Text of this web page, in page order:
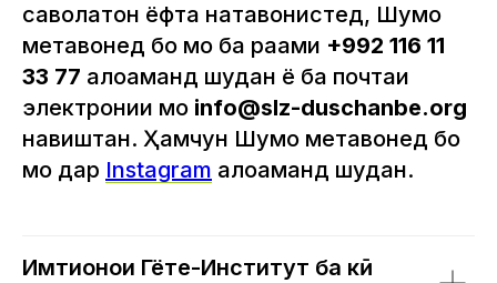
саволатон ёфта натавонистед, Шумо
метавонед бо мо ба рақами +992 116 11
33 77 алоқаманд шудан ё ба почтаи
электронии мо info@slz-duschanbe.org
навиштан. Ҳамчун Шумо метавонед бо
мо дар Instagram алоқаманд шудан.
Имтиҳонҳои Гёте-Институт ба кӣ